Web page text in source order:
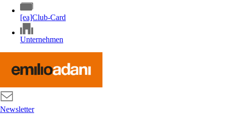
[ea]Club-Card
Unternehmen
Newsletter